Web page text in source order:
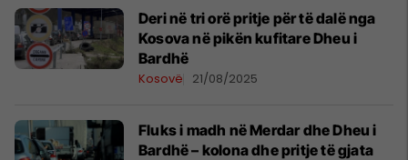
Deri në tri orë pritje për të dalë nga
Kosova në pikën kufitare Dheu i
Bardhë
Kosovë 21/08/2025
Fluks i madh në Merdar dhe Dheu i
Bardhë – kolona dhe pritje të gjata